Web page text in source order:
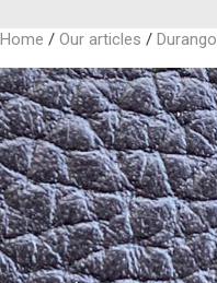
Home / Our articles / Durango